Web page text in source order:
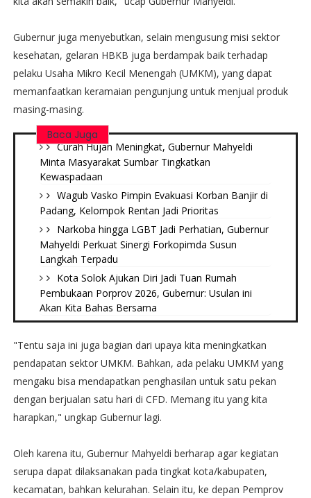
Gubernur juga menyebutkan, selain mengusung misi sektor
kesehatan, gelaran HBKB juga berdampak baik terhadap
pelaku Usaha Mikro Kecil Menengah (UMKM), yang dapat
memanfaatkan keramaian pengunjung untuk menjual produk
masing-masing.
Baca Juga
Curah Hujan Meningkat, Gubernur Mahyeldi
Minta Masyarakat Sumbar Tingkatkan
Kewaspadaan
Wagub Vasko Pimpin Evakuasi Korban Banjir di
Padang, Kelompok Rentan Jadi Prioritas
Narkoba hingga LGBT Jadi Perhatian, Gubernur
Mahyeldi Perkuat Sinergi Forkopimda Susun
Langkah Terpadu
Kota Solok Ajukan Diri Jadi Tuan Rumah
Pembukaan Porprov 2026, Gubernur: Usulan ini
Akan Kita Bahas Bersama
"Tentu saja ini juga bagian dari upaya kita meningkatkan
pendapatan sektor UMKM. Bahkan, ada pelaku UMKM yang
mengaku bisa mendapatkan penghasilan untuk satu pekan
dengan berjualan satu hari di CFD. Memang itu yang kita
harapkan," ungkap Gubernur lagi.
Oleh karena itu, Gubernur Mahyeldi berharap agar kegiatan
serupa dapat dilaksanakan pada tingkat kota/kabupaten,
kecamatan, bahkan kelurahan. Selain itu, ke depan Pemprov